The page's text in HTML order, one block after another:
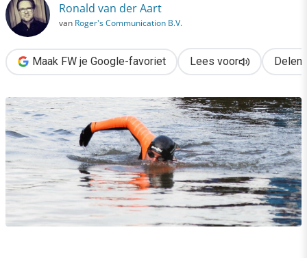
Ronald van der Aart
van Roger's Communication B.V.
Maak FW je Google-favoriet Lees voor Delen